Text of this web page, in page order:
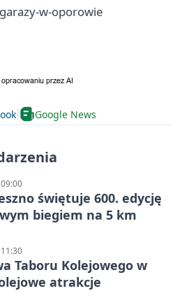
w-oporowie
Google News
świętuje 600. edycję
biegiem na 5 km
Taboru Kolejowego w
atrakcje